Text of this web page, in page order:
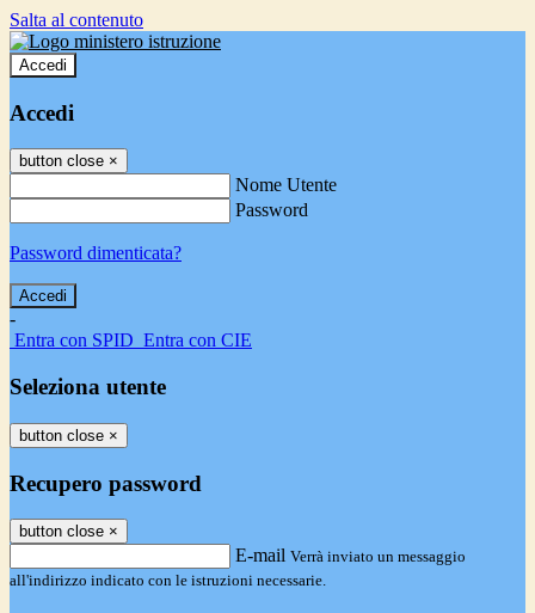
Salta al contenuto
Accedi
Accedi
button close ×
Nome Utente
Password
Password dimenticata?
-
Entra con SPID Entra con CIE
Seleziona utente
button close ×
Recupero password
button close ×
E-mail Verrà inviato un messaggio
all'indirizzo indicato con le istruzioni necessarie.